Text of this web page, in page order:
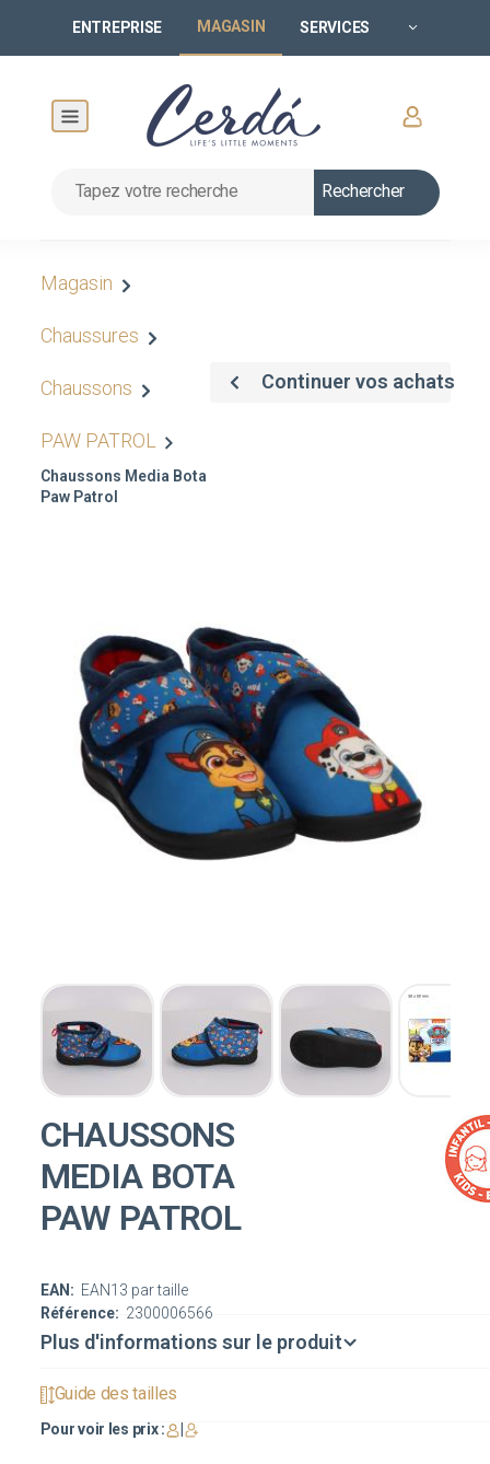
ENTREPRISE MAGASIN SERVICES
Rechercher
Magasin
Chaussures
Chaussons
PAW PATROL
Chaussons Media Bota
Paw Patrol
Continuer vos achats
CHAUSSONS
MEDIA BOTA
PAW PATROL
Référence: 2300006566
EAN: EAN13 par taille
Plus d'informations sur le produit
Guide des tailles
Pour voir les prix :